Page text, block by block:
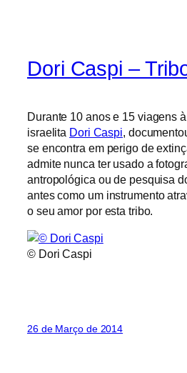
Dori Caspi –
Durante 10 anos e 15 viagens
israelita Dori Caspi,
se encontra em perigo de
admite nunca ter usado a
antropológica ou de pesquisa
antes como um instrumento
o seu amor por esta tribo.
© Dori Caspi
26 de Março de 2014